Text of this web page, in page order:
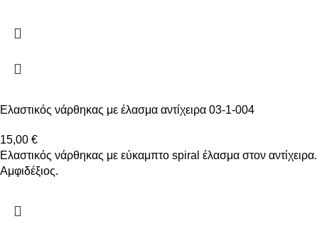
Ελαστικός νάρθηκας με έλασμα αντίχειρα 03-1-004
15,00 €
Ελαστικός νάρθηκας με εύκαμπτο spiral έλασμα στον αντίχειρα.
Αμφιδέξιος.